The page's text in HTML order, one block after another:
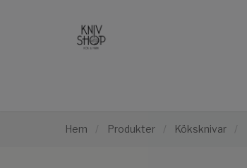
Hem / Produkter / Köksknivar /